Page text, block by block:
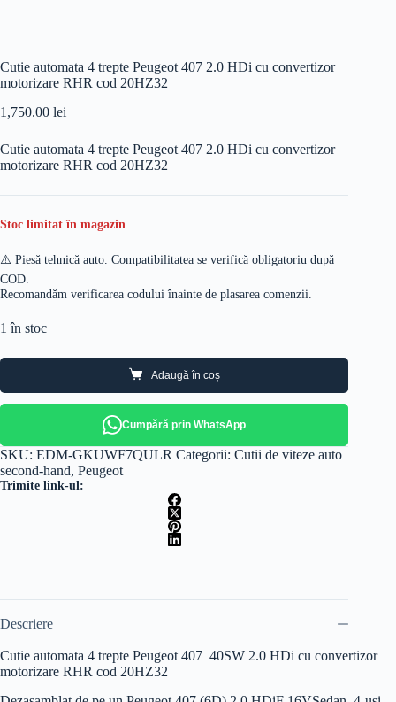
Cutie automata 4 trepte Peugeot 407 2.0 HDi cu convertizor
motorizare RHR cod 20HZ32
1,750.00 lei
Cutie automata 4 trepte Peugeot 407 2.0 HDi cu convertizor
motorizare RHR cod 20HZ32
Stoc limitat în magazin
⚠️ Piesă tehnică auto. Compatibilitatea se verifică obligatoriu după
COD.
Recomandăm verificarea codului înainte de plasarea comenzii.
1 în stoc
Adaugă în coș
Cumpără prin WhatsApp
SKU: EDM-GKUWF7QULR Categorii: Cutii de viteze auto
second-hand, Peugeot
Trimite link-ul:
Descriere
Cutie automata 4 trepte Peugeot 407 40SW 2.0 HDi cu convertizor
motorizare RHR cod 20HZ32